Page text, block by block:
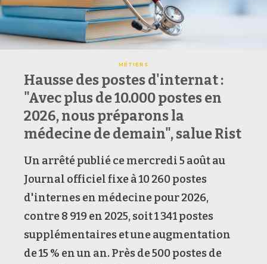
MÉTIERS
Hausse des postes d'internat :
"Avec plus de 10.000 postes en
2026, nous préparons la
médecine de demain", salue Rist
Un arrêté publié ce mercredi 5 août au
Journal officiel fixe à 10 260 postes
d'internes en médecine pour 2026,
contre 8 919 en 2025, soit 1 341 postes
supplémentaires et une augmentation
de 15 % en un an. Près de 500 postes de